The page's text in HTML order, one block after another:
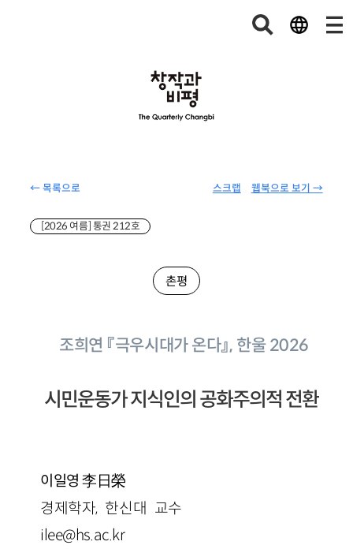
← 목록으로 웹북으로 보기 →
스크랩
[2026 여름] 통권 212호
촌평
조희연 『극우시대가 온다』, 한울 2026
시민운동가 지식인의 공화주의적 전환
이일영 李日榮
경제학자, 한신대 교수
ilee@hs.ac.kr